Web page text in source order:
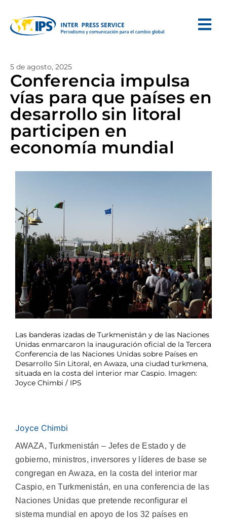
5 de agosto, 2025
Conferencia impulsa
vías para que países en
desarrollo sin litoral
participen en
economía mundial
Las banderas izadas de Turkmenistán y de las Naciones
Unidas enmarcaron la inauguración oficial de la Tercera
Conferencia de las Naciones Unidas sobre Países en
Desarrollo Sin Litoral, en Awaza, una ciudad turkmena,
situada en la costa del interior mar Caspio. Imagen:
Joyce Chimbi / IPS
Joyce Chimbi
AWAZA, Turkmenistán – Jefes de Estado y de
gobierno, ministros, inversores y líderes de base se
congregan en Awaza, en la costa del interior mar
Caspio, en Turkmenistán, en una conferencia de las
Naciones Unidas que pretende reconfigurar el
sistema mundial en apoyo de los 32 países en